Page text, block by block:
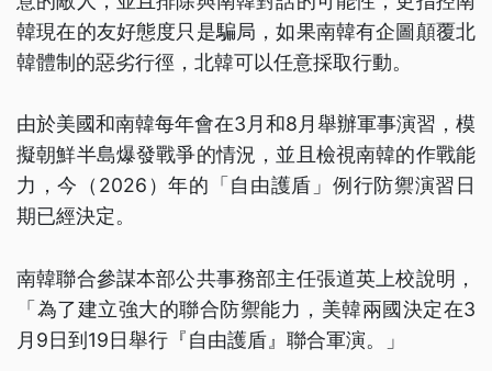
韓現在的友好態度只是騙局，如果南韓有企圖顛覆北
韓體制的惡劣行徑，北韓可以任意採取行動。
由於美國和南韓每年會在3月和8月舉辦軍事演習，模
擬朝鮮半島爆發戰爭的情況，並且檢視南韓的作戰能
力，今（2026）年的「自由護盾」例行防禦演習日
期已經決定。
南韓聯合參謀本部公共事務部主任張道英上校說明，
「為了建立強大的聯合防禦能力，美韓兩國決定在3
月9日到19日舉行『自由護盾』聯合軍演。」